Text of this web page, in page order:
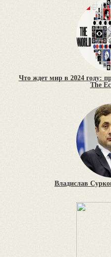
Что ждет мир в 2024 году:
The
Владислав